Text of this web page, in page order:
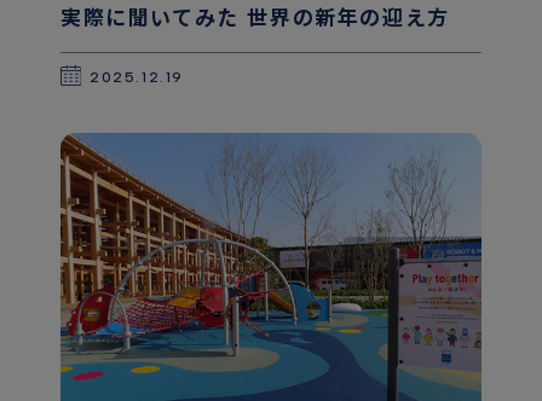
実際に聞いてみた 世界の新年の迎え方
2025.12.19